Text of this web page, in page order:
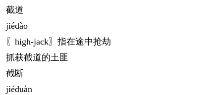
截道
jiédào
〖high-jack〗指在途中抢劫
抓获截道的土匪
截断
jiéduàn